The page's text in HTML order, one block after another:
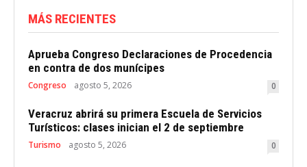
MÁS RECIENTES
Aprueba Congreso Declaraciones de Procedencia
en contra de dos munícipes
Congreso agosto 5, 2026 0
Veracruz abrirá su primera Escuela de Servicios
Turísticos: clases inician el 2 de septiembre
Turismo agosto 5, 2026 0